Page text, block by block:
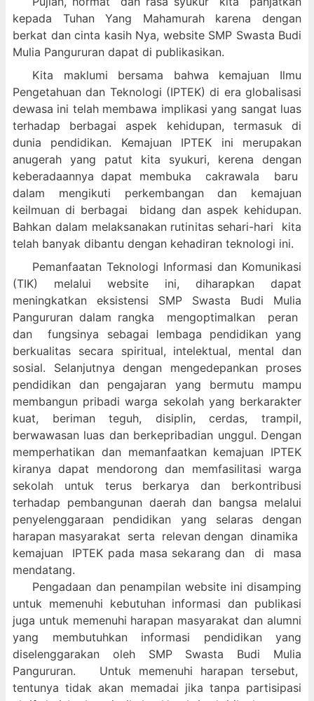
kepada Tuhan Yang Mahamurah karena dengan
berkat dan cinta kasih Nya, website SMP Swasta Budi
Mulia Pangururan dapat di publikasikan.
Kita maklumi bersama bahwa kemajuan Ilmu
Pengetahuan dan Teknologi (IPTEK) di era globalisasi
dewasa ini telah membawa implikasi yang sangat luas
terhadap berbagai aspek kehidupan, termasuk di
dunia pendidikan. Kemajuan IPTEK ini merupakan
anugerah yang patut kita syukuri, kerena dengan
keberadaannya dapat membuka cakrawala baru
dalam mengikuti perkembangan dan kemajuan
keilmuan di berbagai bidang dan aspek kehidupan.
Bahkan dalam melaksanakan rutinitas sehari-hari kita
telah banyak dibantu dengan kehadiran teknologi ini.
Pemanfaatan Teknologi Informasi dan Komunikasi
(TIK) melalui website ini, diharapkan dapat
meningkatkan eksistensi SMP Swasta Budi Mulia
Pangururan dalam rangka mengoptimalkan peran
dan fungsinya sebagai lembaga pendidikan yang
berkualitas secara spiritual, intelektual, mental dan
sosial. Selanjutnya dengan mengedepankan proses
pendidikan dan pengajaran yang bermutu mampu
membangun pribadi warga sekolah yang berkarakter
kuat, beriman teguh, disiplin, cerdas, trampil,
berwawasan luas dan berkepribadian unggul. Dengan
memperhatikan dan memanfaatkan kemajuan IPTEK
kiranya dapat mendorong dan memfasilitasi warga
sekolah untuk terus berkarya dan berkontribusi
terhadap pembangunan daerah dan bangsa melalui
penyelenggaraan pendidikan yang selaras dengan
harapan masyarakat serta relevan dengan dinamika
kemajuan IPTEK pada masa sekarang dan di masa
mendatang.
Pengadaan dan penampilan website ini disamping
untuk memenuhi kebutuhan informasi dan publikasi
juga untuk memenuhi harapan masyarakat dan alumni
yang membutuhkan informasi pendidikan yang
diselenggarakan oleh SMP Swasta Budi Mulia
Pangururan. Untuk memenuhi harapan tersebut,
tentunya tidak akan memadai jika tanpa partisipasi